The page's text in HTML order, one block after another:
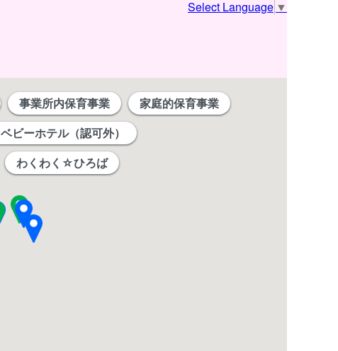
Select Language ▼
事業所内保育事業 家庭的保育事業
ベビーホテル（認可外）
わくわく☆ひろば